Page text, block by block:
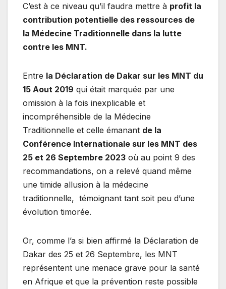
C’est à ce niveau qu’il faudra mettre à profit la
contribution potentielle des ressources de
la Médecine Traditionnelle dans la lutte
contre les MNT.
Entre la Déclaration de Dakar sur les MNT du
15 Aout 2019 qui était marquée par une
omission à la fois inexplicable et
incompréhensible de la Médecine
Traditionnelle et celle émanant de la
Conférence Internationale sur les MNT des
25 et 26 Septembre 2023 où au point 9 des
recommandations, on a relevé quand même
une timide allusion à la médecine
traditionnelle, témoignant tant soit peu d’une
évolution timorée.
Or, comme l’a si bien affirmé la Déclaration de
Dakar des 25 et 26 Septembre, les MNT
représentent une menace grave pour la santé
en Afrique et que la prévention reste possible